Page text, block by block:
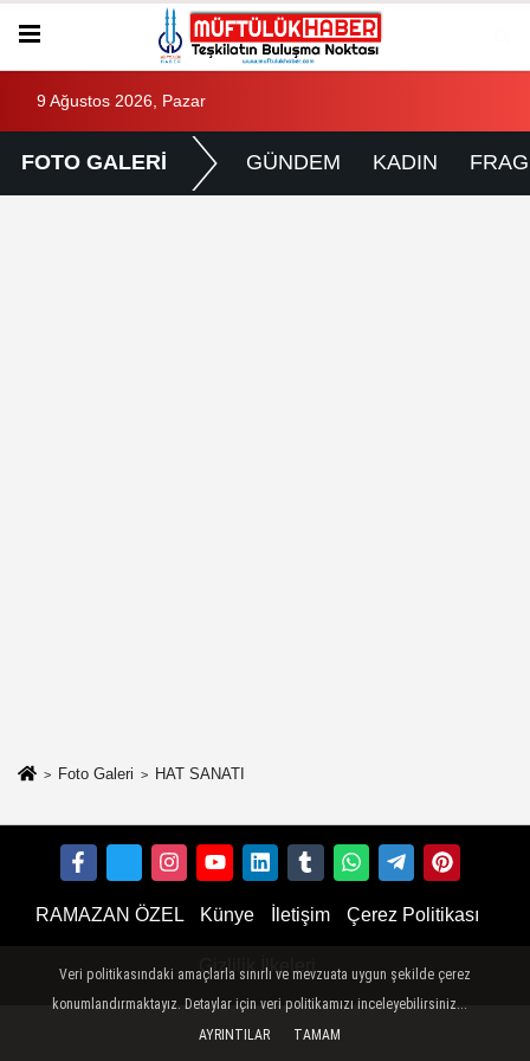
9 Ağustos 2026, Pazar
FOTO GALERİ GÜNDEM KADIN
Foto Galeri HAT SANATI
RAMAZAN ÖZEL Künye İletişim Çerez Politikası
Gizlilik İlkeleri
Veri politikasındaki amaçlarla sınırlı ve mevzuata uygun şekilde çerez
konumlandırmaktayız. Detaylar için veri politikamızı inceleyebilirsiniz...
AYRINTILAR
TAMAM